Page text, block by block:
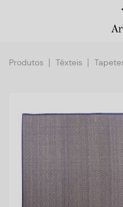
Produtos Têxteis